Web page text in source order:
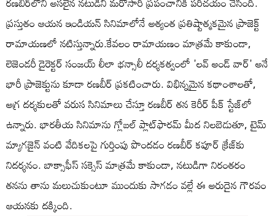
ప్రస్తుతం ఆయన ఇండియన్ సినిమాలోనే అత్యంత ప్రతిష్టాత్మకమైన ప్రాజెక్ట్
రామాయణలో నటిస్తున్నారు.కేవలం రామాయణం మాత్రమే కాకుండా,
లెజెండరీ డైరెక్టర్ సంజయ్ లీలా భన్సాలీ దర్శకత్వంలో 'లవ్ అండ్ వార్' అనే
భారీ ప్రాజెక్టును కూడా రణబీర్ ప్రకటించారు. విభిన్నమైన కథాంశాలతో,
అగ్ర దర్శకులతో వరుస సినిమాలు చేస్తూ రణబీర్ తన కెరీర్ పీక్ స్టేజ్‌లో
ఉన్నారు. భారతీయ సినిమాను గ్లోబల్ ప్లాట్‌ఫారమ్ మీద నిలబెడుతూ, టైమ్
మ్యాగజైన్ వంటి వేదికలపై గుర్తింపు పొందడం రణబీర్ కపూర్ క్రేజ్‌కు
నిదర్శనం. బాక్సాఫీస్ సక్సెస్ మాత్రమే కాకుండా, నటుడిగా నిరంతరం
తనను తాను మలుచుకుంటూ ముందుకు సాగడం వల్లే ఈ అరుదైన గౌరవం
ఆయనకు దక్కింది.